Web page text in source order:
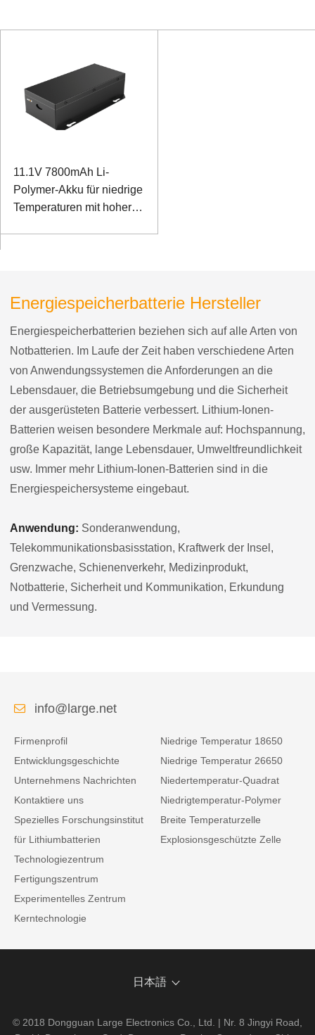
11.1V 7800mAh Li-
Polymer-Akku für niedrige
Temperaturen mit hoher
Energiespeicherbatterie Hersteller
Energiespeicherbatterien beziehen sich auf alle Arten von
Notbatterien. Im Laufe der Zeit haben verschiedene Arten
von Anwendungssystemen die Anforderungen an die
Lebensdauer, die Betriebsumgebung und die Sicherheit
der ausgerüsteten Batterie verbessert. Lithium-Ionen-
Batterien weisen besondere Merkmale auf: Hochspannung,
große Kapazität, lange Lebensdauer, Umweltfreundlichkeit
usw. Immer mehr Lithium-Ionen-Batterien sind in die
Energiespeichersysteme eingebaut.
Anwendung: Sonderanwendung,
Telekommunikationsbasisstation, Kraftwerk der Insel,
Grenzwache, Schienenverkehr, Medizinprodukt,
Notbatterie, Sicherheit und Kommunikation, Erkundung
und Vermessung.
info@large.net
Firmenprofil
Entwicklungsgeschichte
Unternehmens Nachrichten
Kontaktiere uns
Spezielles Forschungsinstitut
für Lithiumbatterien
Technologiezentrum
Fertigungszentrum
Experimentelles Zentrum
Kerntechnologie
Niedrige Temperatur 18650
Niedrige Temperatur 26650
Niedertemperatur-Quadrat
Niedrigtemperatur-Polymer
Breite Temperaturzelle
Explosionsgeschützte Zelle
日本語
© 2018 Dongguan Large Electronics Co., Ltd. | Nr. 8 Jingyi Road,